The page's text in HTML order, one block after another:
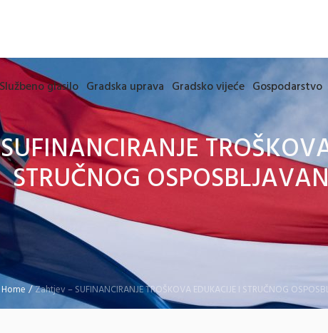
Službeno glasilo Gradska uprava Gradsko vijeće Gospodarstvo
STRUČNOG
Home /Zahtjev – SUFINANCIRANJE TROŠKOVA EDUKACIJE I STRUČNOG